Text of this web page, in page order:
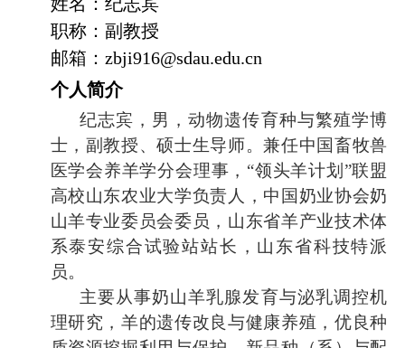
职称：副教授
邮箱：zbji916@sdau.edu.cn
个人简介
纪志宾，男，动物遗传育种与繁殖学博
士，副教授、硕士生导师。兼任中国畜牧兽
医学会养羊学分会理事， “领头羊计划 ”联盟
高校山东农业大学负责人，中国奶业协会奶
山羊专业委员会委员，山东省羊产业技术体
系泰安综合试验站站长，山东省科技特派
员。
主要从事奶山羊乳腺发育与泌乳调控机
理研究，羊的遗传改良与健康养殖，优良种